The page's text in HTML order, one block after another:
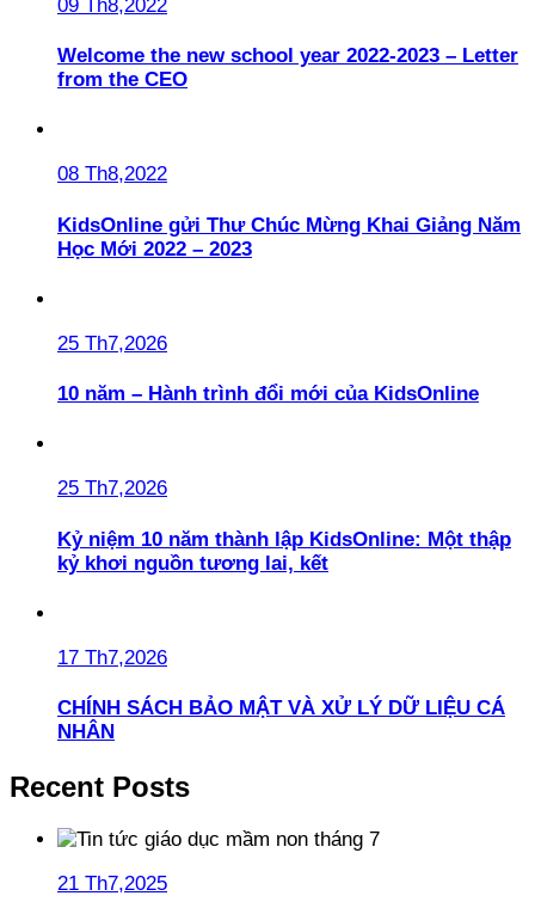
09 Th8,2022
Welcome the new school year 2022-2023 – Letter
from the CEO
08 Th8,2022
KidsOnline gửi Thư Chúc Mừng Khai Giảng Năm
Học Mới 2022 – 2023
25 Th7,2026
10 năm – Hành trình đổi mới của KidsOnline
25 Th7,2026
Kỷ niệm 10 năm thành lập KidsOnline: Một thập
kỷ khơi nguồn tương lai, kết
17 Th7,2026
CHÍNH SÁCH BẢO MẬT VÀ XỬ LÝ DỮ LIỆU CÁ
NHÂN
Recent Posts
21 Th7,2025